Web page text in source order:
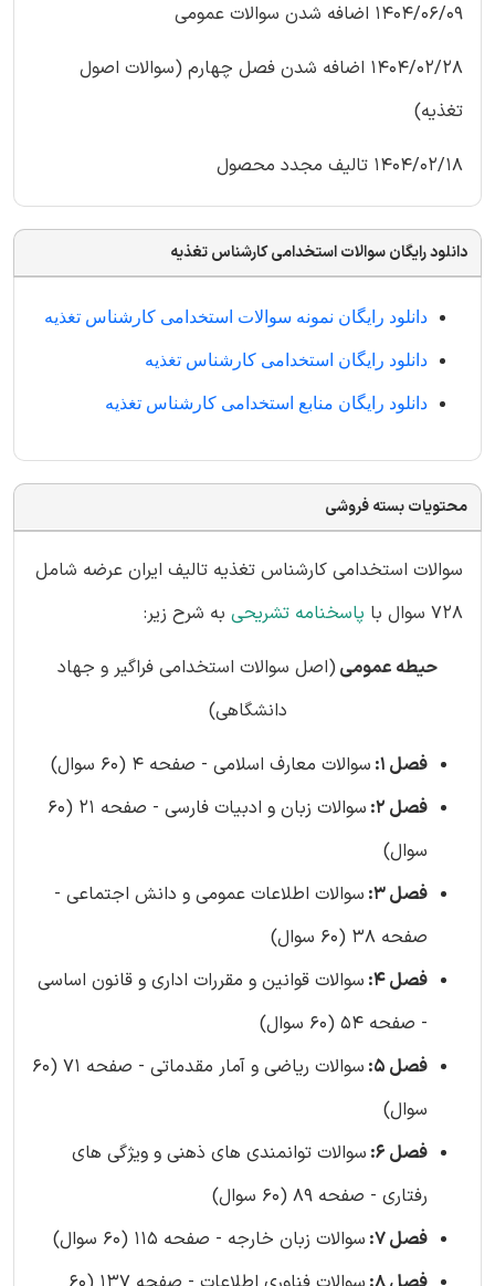
1404/06/09 اضافه شدن سوالات عمومی
1404/02/28 اضافه شدن فصل چهارم (سوالات اصول
تغذیه)
1404/02/18 تالیف مجدد محصول
دانلود رایگان سوالات استخدامی کارشناس تغذیه
دانلود رایگان نمونه سوالات استخدامی کارشناس تغذیه
دانلود رایگان استخدامی کارشناس تغذیه
دانلود رایگان منابع استخدامی کارشناس تغذیه
محتویات بسته فروشی
سوالات استخدامی کارشناس تغذیه تالیف ایران عرضه شامل
728 سوال با
پاسخنامه تشریحی به شرح زیر:
حیطه عمومی(اصل سوالات استخدامی فراگیر و جهاد
دانشگاهی)
فصل 1:
سوالات معارف اسلامی - صفحه 4 (60 سوال)
فصل 2:
سوالات زبان و ادبیات فارسی - صفحه 21 (60
سوال)
فصل 3:
سوالات اطلاعات عمومی و دانش اجتماعی -
صفحه 38 (60 سوال)
فصل 4:
سوالات قوانین و مقررات اداری و قانون اساسی
- صفحه 54 (60 سوال)
فصل 5:
سوالات ریاضی و آمار مقدماتی - صفحه 71 (60
سوال)
فصل 6:
سوالات توانمندی های ذهنی و ویژگی های
رفتاری - صفحه 89 (60 سوال)
فصل 7:
سوالات زبان خارجه - صفحه 115 (60 سوال)